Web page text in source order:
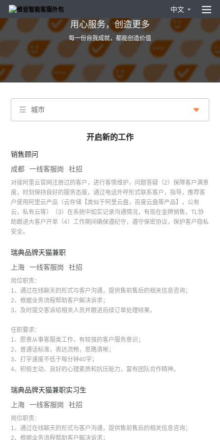
中文
用心服务，创造更多
每一份自我成就，都能创造价值
城市
开启新的工作
销售顾问
成都
一线客服岗 社招
对接阿里云官网注册过的客户，进行客情维护，问题答疑（2）保障客户满意
度，时刻保持良好的服务态度，通过电话外呼形式联系客户，指导，推荐客
户使用阿里云产品（云存储【类似于阿里云盘，百度云盘等产品】，公有
云，私有云等）（3）在系统中如实记录沟通情况，有现在金牌销售，TL协
助跟进大客户开单（4）工作期间确保遵纪守，遵守保密协议，保护客户隐私
安全。
瑞典品牌天猫兼职
上海
一线客服岗 社招
岗位职责：
1、通过在线聊天的形式与客户沟通，提供售前售后的相关信息咨询；
2、根据业务流程帮助客户解决诉求；
3、及时提交客诉给相关人员并跟进后续订单处理结果。
任职要求：
1、愿意从事客服类工作，有较强的客户服务意识；
2、普通话标准，表达流畅，思路清晰；
3、打字速度不低于每分钟40字；
4、积极主动、良好的心理素质和抗压能力，富有团队合作精神。
瑞典品牌天猫兼职实习生
上海
一线客服岗 社招
岗位职责：
1、通过在线聊天的形式与客户沟通，提供售前售后的相关信息咨询；
2、根据业务流程帮助客户解决诉求；